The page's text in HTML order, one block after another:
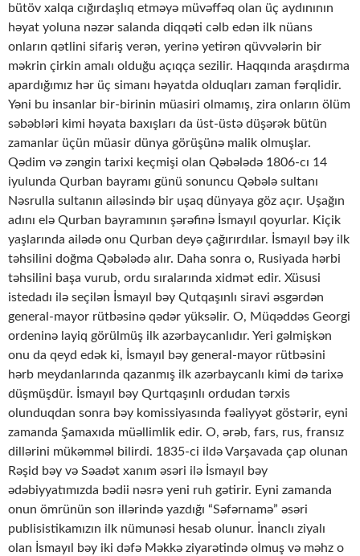
bütöv xalqa cığırdaşlıq etməyə müvəffəq olan üç aydınının
həyat yoluna nəzər salanda diqqəti cəlb edən ilk nüans
onların qətlini sifariş verən, yerinə yetirən qüvvələrin bir
məkrin çirkin amalı olduğu açıqça sezilir. Haqqında araşdırma
apardığımız hər üç simanı həyatda olduqları zaman fərqlidir.
Yəni bu insanlar bir-birinin müasiri olmamış, zira onların ölüm
səbəbləri kimi həyata baxışları da üst-üstə düşərək bütün
zamanlar üçün müasir dünya görüşünə malik olmuşlar.
Qədim və zəngin tarixi keçmişi olan Qəbələdə 1806-cı 14
iyulunda Qurban bayramı günü sonuncu Qəbələ sultanı
Nəsrulla sultanın ailəsində bir uşaq dünyaya göz açır. Uşağın
adını elə Qurban bayramının şərəfinə İsmayıl qoyurlar. Kiçik
yaşlarında ailədə onu Qurban deyə çağırırdılar. İsmayıl bəy ilk
təhsilini doğma Qəbələdə alır. Daha sonra o, Rusiyada hərbi
təhsilini başa vurub, ordu sıralarında xidmət edir. Xüsusi
istedadı ilə seçilən İsmayıl bəy Qutqaşınlı siravi əsgərdən
general-mayor rütbəsinə qədər yüksəlir. O, Müqəddəs Georgi
ordeninə layiq görülmüş ilk azərbaycanlıdır. Yeri gəlmişkən
onu da qeyd edək ki, İsmayıl bəy general-mayor rütbəsini
hərb meydanlarında qazanmış ilk azərbaycanlı kimi də tarixə
düşmüşdür. İsmayıl bəy Qurtqaşınlı ordudan tərxis
olunduqdan sonra bəy komissiyasında fəaliyyət göstərir, eyni
zamanda Şamaxıda müəllimlik edir. O, ərəb, fars, rus, fransız
dillərini mükəmməl bilirdi. 1835-ci ildə Varşavada çap olunan
Rəşid bəy və Səadət xanım əsəri ilə İsmayıl bəy
ədəbiyyatımızda bədii nəsrə yeni ruh gətirir. Eyni zamanda
onun ömrünün son illərində yazdığı “Səfərnamə” əsəri
publisistikamızın ilk nümunəsi hesab olunur. İnanclı ziyalı
olan İsmayıl bəy iki dəfə Məkkə ziyarətində olmuş və məhz o